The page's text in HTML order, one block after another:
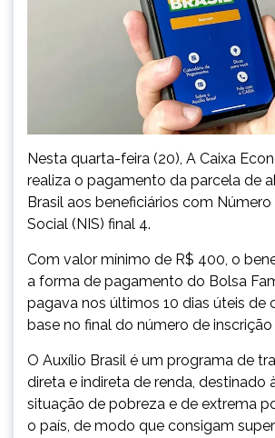
Nesta quarta-feira (20), A Caixa
realiza o pagamento da parcela de
Brasil aos beneficiários com
Social (NIS) final 4.
Com valor mínimo de R$ 400, o
a forma de pagamento do Bolsa
pagava nos últimos 10 dias úteis de
base no final do número de
O Auxílio Brasil ​é um programa de
direta e indireta de renda, destinado
situação de pobreza e de extrema
o país, de modo que consigam